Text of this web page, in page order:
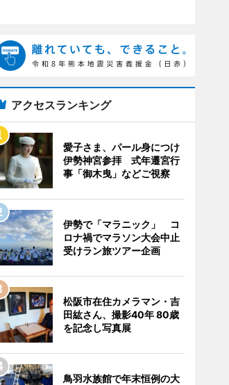
アクセスランキング
愛子さま、パール身につけ
伊勢神宮参拝 式年遷宮行
事「御木曳」などご視察
伊勢で「マラニック」 コ
ロナ禍でマラソン大会中止
受けラン旅ツアー企画
松阪市在住カメラマン・吉
田紘さん、撮影40年 80歳
を記念し写真展
鳥羽水族館で年末恒例の大